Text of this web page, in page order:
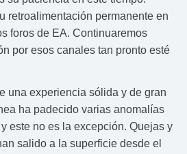
retroalimentación permanente en
foros de EA. Continuaremos
por esos canales tan pronto esté
una experiencia sólida y de gran
ha padecido varias anomalías
este no es la excepción. Quejas y
salido a la superficie desde el